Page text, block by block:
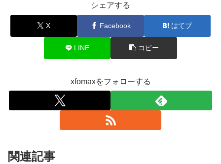
シェアする
X Facebook はてブ
LINE コピー
xfomaxをフォローする
関連記事